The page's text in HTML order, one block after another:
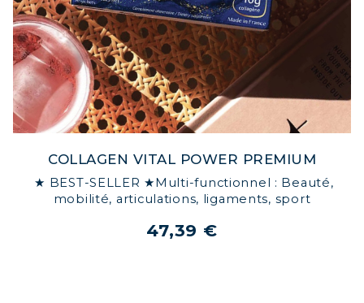
COLLAGEN VITAL POWER PREMIUM
★ BEST-SELLER ★Multi-functionnel : Beauté,
mobilité, articulations, ligaments, sport
47,39 €